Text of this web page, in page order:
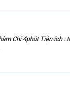
Chỉ 4phút Tiện ích